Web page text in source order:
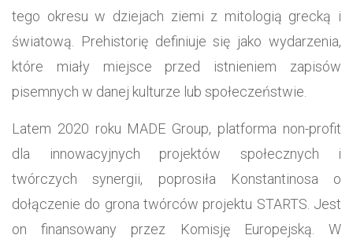
tego okresu w dziejach ziemi z mitologią grecką i
światową. Prehistorię definiuje się jako wydarzenia,
które miały miejsce przed istnieniem zapisów
pisemnych w danej kulturze lub społeczeństwie.
Latem 2020 roku MADE Group, platforma non-profit
dla innowacyjnych projektów społecznych i
twórczych synergii, poprosiła Konstantinosa o
dołączenie do grona twórców projektu STARTS. Jest
on finansowany przez Komisję Europejską. W